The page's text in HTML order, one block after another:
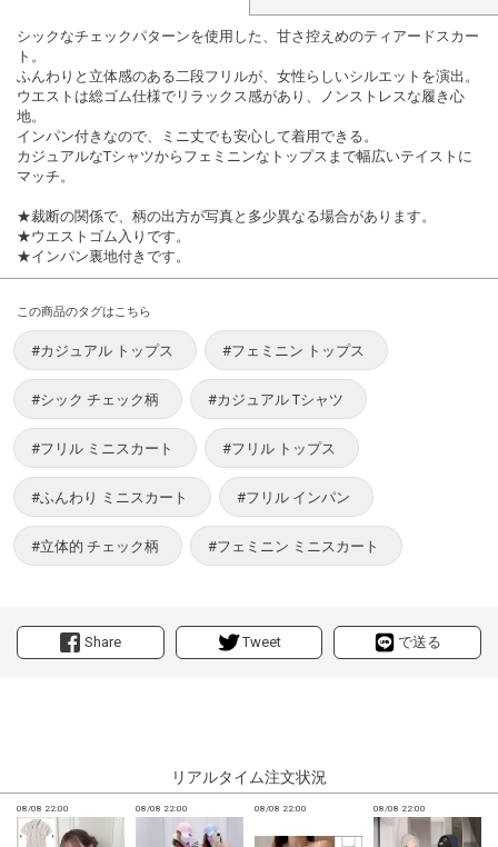
Share Tweet で送る
シックなチェックパターンを使用した、甘さ控えめのティアードスカー
ト。
ふんわりと立体感のある二段フリルが、女性らしいシルエットを演出。
ウエストは総ゴム仕様でリラックス感があり、ノンストレスな履き心
地。
インパン付きなので、ミニ丈でも安心して着用できる。
カジュアルなTシャツからフェミニンなトップスまで幅広いテイストに
マッチ。
★裁断の関係で、柄の出方が写真と多少異なる場合があります。
★ウエストゴム入りです。
★インパン裏地付きです。
この商品のタグはこちら
#カジュアル トップス #フェミニン トップス
#シック チェック柄 #カジュアル Tシャツ
#フリル ミニスカート #フリル トップス
#ふんわり ミニスカート #フリル インパン
#立体的 チェック柄 #フェミニン ミニスカート
リアルタイム注文状況
08/08 22:00 08/08 22:00 08/08 22:00 08/08 22:00